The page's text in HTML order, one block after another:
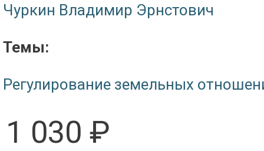
Чуркин Владимир Эрнстович
Темы:
Регулирование земельных
1 030 ₽